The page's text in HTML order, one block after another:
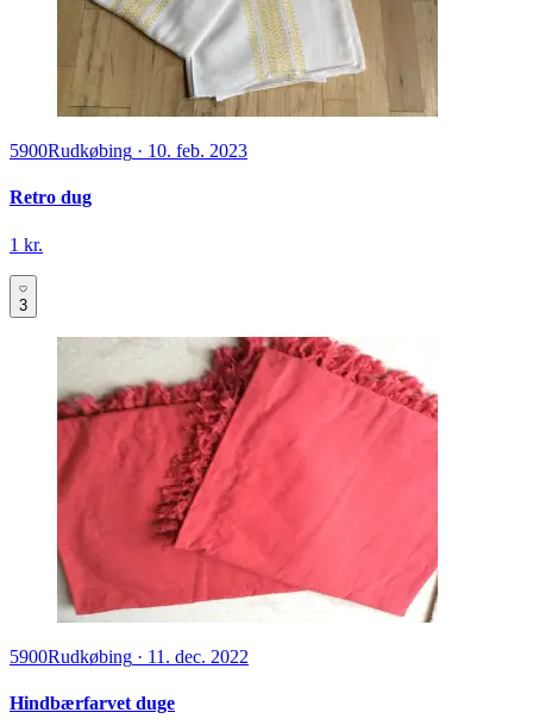
5900Rudkøbing · 10. feb. 2023
Retro dug
1 kr.
3
5900Rudkøbing · 11. dec. 2022
Hindbærfarvet duge